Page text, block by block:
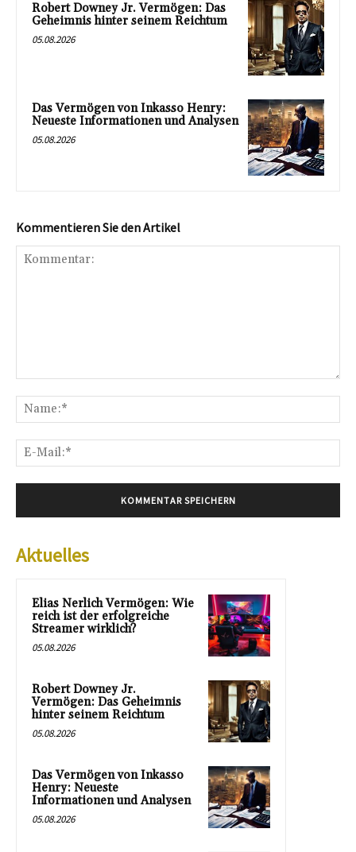
Robert Downey Jr. Vermögen: Das
Geheimnis hinter seinem Reichtum
05.08.2026
Das Vermögen von Inkasso Henry:
Neueste Informationen und Analysen
05.08.2026
Kommentieren Sie den Artikel
Aktuelles
Elias Nerlich Vermögen: Wie
reich ist der erfolgreiche
Streamer wirklich?
05.08.2026
Robert Downey Jr.
Vermögen: Das Geheimnis
hinter seinem Reichtum
05.08.2026
Das Vermögen von Inkasso
Henry: Neueste
Informationen und Analysen
05.08.2026